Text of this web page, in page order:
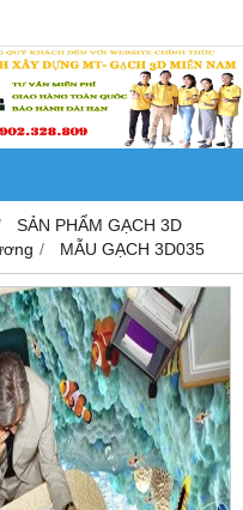
SẢN PHẨM GẠCH 3D
MẪU GẠCH 3D035